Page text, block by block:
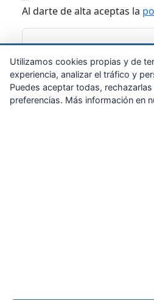
Al darte de alta aceptas la
Utilizamos cookies propias y de
experiencia, analizar el tráfico y
Puedes aceptar todas,
preferencias. Más información en